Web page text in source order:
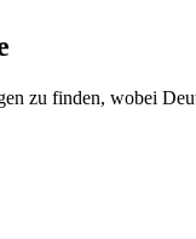
zu finden, wobei